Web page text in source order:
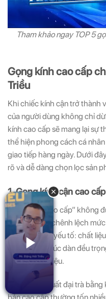
Tham khảo ngay TOP 5
Gọng kính cao cấp
Triều
Khi chiếc kính cận trở thành
của người dùng không chỉ
kính cao cấp sẽ mang lại sự
thể hiện phong cách cá
giao tiếp hàng ngày. Dưới
rõ và dễ dàng chọn lọc sản
1. Gọng kính cận cao
Khái niệm “cao cấp” không
duy nhất. Sự chênh lệch
tổng hòa các yếu tố: chất
thiết kế cấu trúc dàn đều
của thương hiệu.
Thay vì sản xuất đại trà
bản cao cấp thường tốn